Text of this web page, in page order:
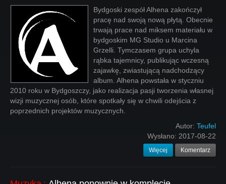
Bydgoski zespół Alhena zakończył
pracę nad swoją nową płytą. Obecnie
trwają prace nad miksem materiału w
bydgoskim MG Studio u Marcina
Grzelli. Tymczasem grupa uchyla
rąbka tajemnicy, publikując wczesną
zajawkę, zwiastującą nadchodzący
album. Alhena powstała w styczniu
2010 roku w Bydgoszczy, jako realizacja pasji tworzenia własnej
wizji muzycznej osób, które spotkały się w chwili odejścia z
poprzednich projektów muzycznych.
Autor: Teufel
Wysłano: 2017-08-22
Więcej Komentarz